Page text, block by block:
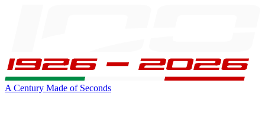
A Century Made of Seconds